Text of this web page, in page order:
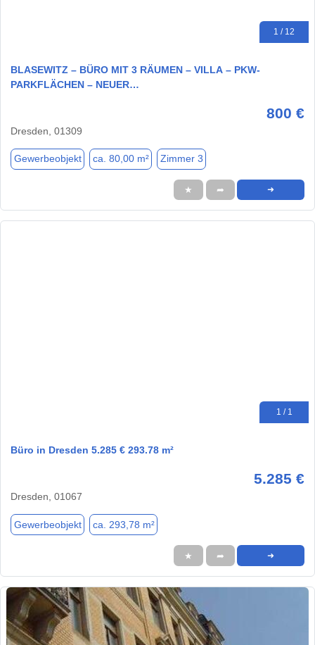
1 / 12
BLASEWITZ – BÜRO MIT 3 RÄUMEN – VILLA – PKW-
PARKFLÄCHEN – NEUER…
800 €
Dresden, 01309
Gewerbeobjekt ca. 80,00 m² Zimmer 3
★ ➦ ➜
1 / 1
Büro in Dresden 5.285 € 293.78 m²
5.285 €
Dresden, 01067
Gewerbeobjekt ca. 293,78 m²
★ ➦ ➜